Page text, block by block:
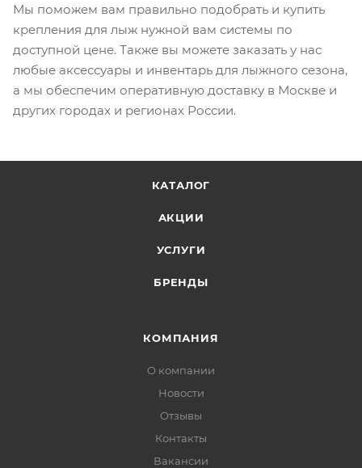
Мы поможем вам правильно подобрать и купить
крепления для лыж нужной вам системы по
доступной цене. Также вы можете заказать у нас
любые аксессуары и инвентарь для лыжного сезона,
а мы обеспечим оперативную доставку в Москве и
других городах и регионах России.
КАТАЛОГ
АКЦИИ
УСЛУГИ
БРЕНДЫ
КОМПАНИЯ
О компании
Новости
Отзывы
Контакты
Вакансии